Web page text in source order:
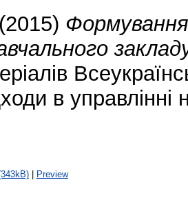
(2015)
в
| Preview